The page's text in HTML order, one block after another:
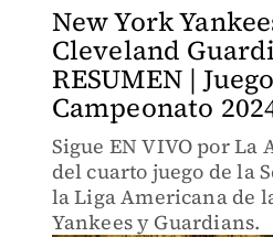
New York
Cleveland
RESUMEN |
Campeonato
Sigue EN VIVO por
del cuarto juego de la
la Liga Americana de
Yankees y Guardians.